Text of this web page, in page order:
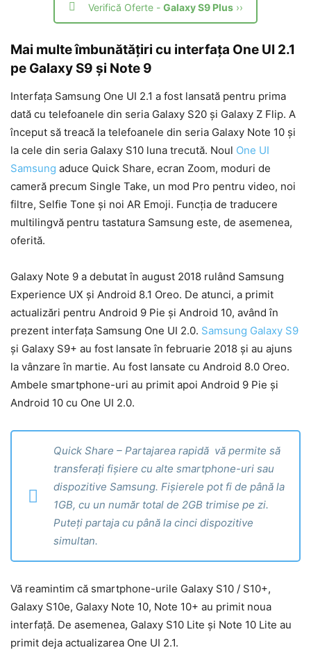
Verifică Oferte - Galaxy S9 Plus ››
Mai multe îmbunătățiri cu interfața One UI 2.1
pe Galaxy S9 și Note 9
Interfața Samsung One UI 2.1 a fost lansată pentru prima
dată cu telefoanele din seria Galaxy S20 și Galaxy Z Flip. A
început să treacă la telefoanele din seria Galaxy Note 10 și
la cele din seria Galaxy S10 luna trecută. Noul One UI
Samsung aduce Quick Share, ecran Zoom, moduri de
cameră precum Single Take, un mod Pro pentru video, noi
filtre, Selfie Tone și noi AR Emoji. Funcția de traducere
multilingvă pentru tastatura Samsung este, de asemenea,
oferită.
Galaxy Note 9 a debutat în august 2018 rulând Samsung
Experience UX și Android 8.1 Oreo. De atunci, a primit
actualizări pentru Android 9 Pie și Android 10, având în
prezent interfața Samsung One UI 2.0. Samsung Galaxy S9
și Galaxy S9+ au fost lansate în februarie 2018 și au ajuns
la vânzare în martie. Au fost lansate cu Android 8.0 Oreo.
Ambele smartphone-uri au primit apoi Android 9 Pie și
Android 10 cu One UI 2.0.
Quick Share – Partajarea rapidă vă permite să
transferați fișiere cu alte smartphone-uri sau
dispozitive Samsung. Fișierele pot fi de până la
1GB, cu un număr total de 2GB trimise pe zi.
Puteți partaja cu până la cinci dispozitive
simultan.
Vă reamintim că smartphone-urile Galaxy S10 / S10+,
Galaxy S10e, Galaxy Note 10, Note 10+ au primit noua
interfață. De asemenea, Galaxy S10 Lite și Note 10 Lite au
primit deja actualizarea One UI 2.1.